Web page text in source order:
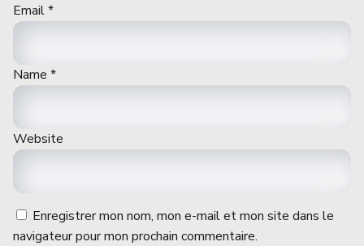
Email*
Name *
Website
Enregistrer mon nom, mon e-mail et mon site dans le
navigateur pour mon prochain commentaire.